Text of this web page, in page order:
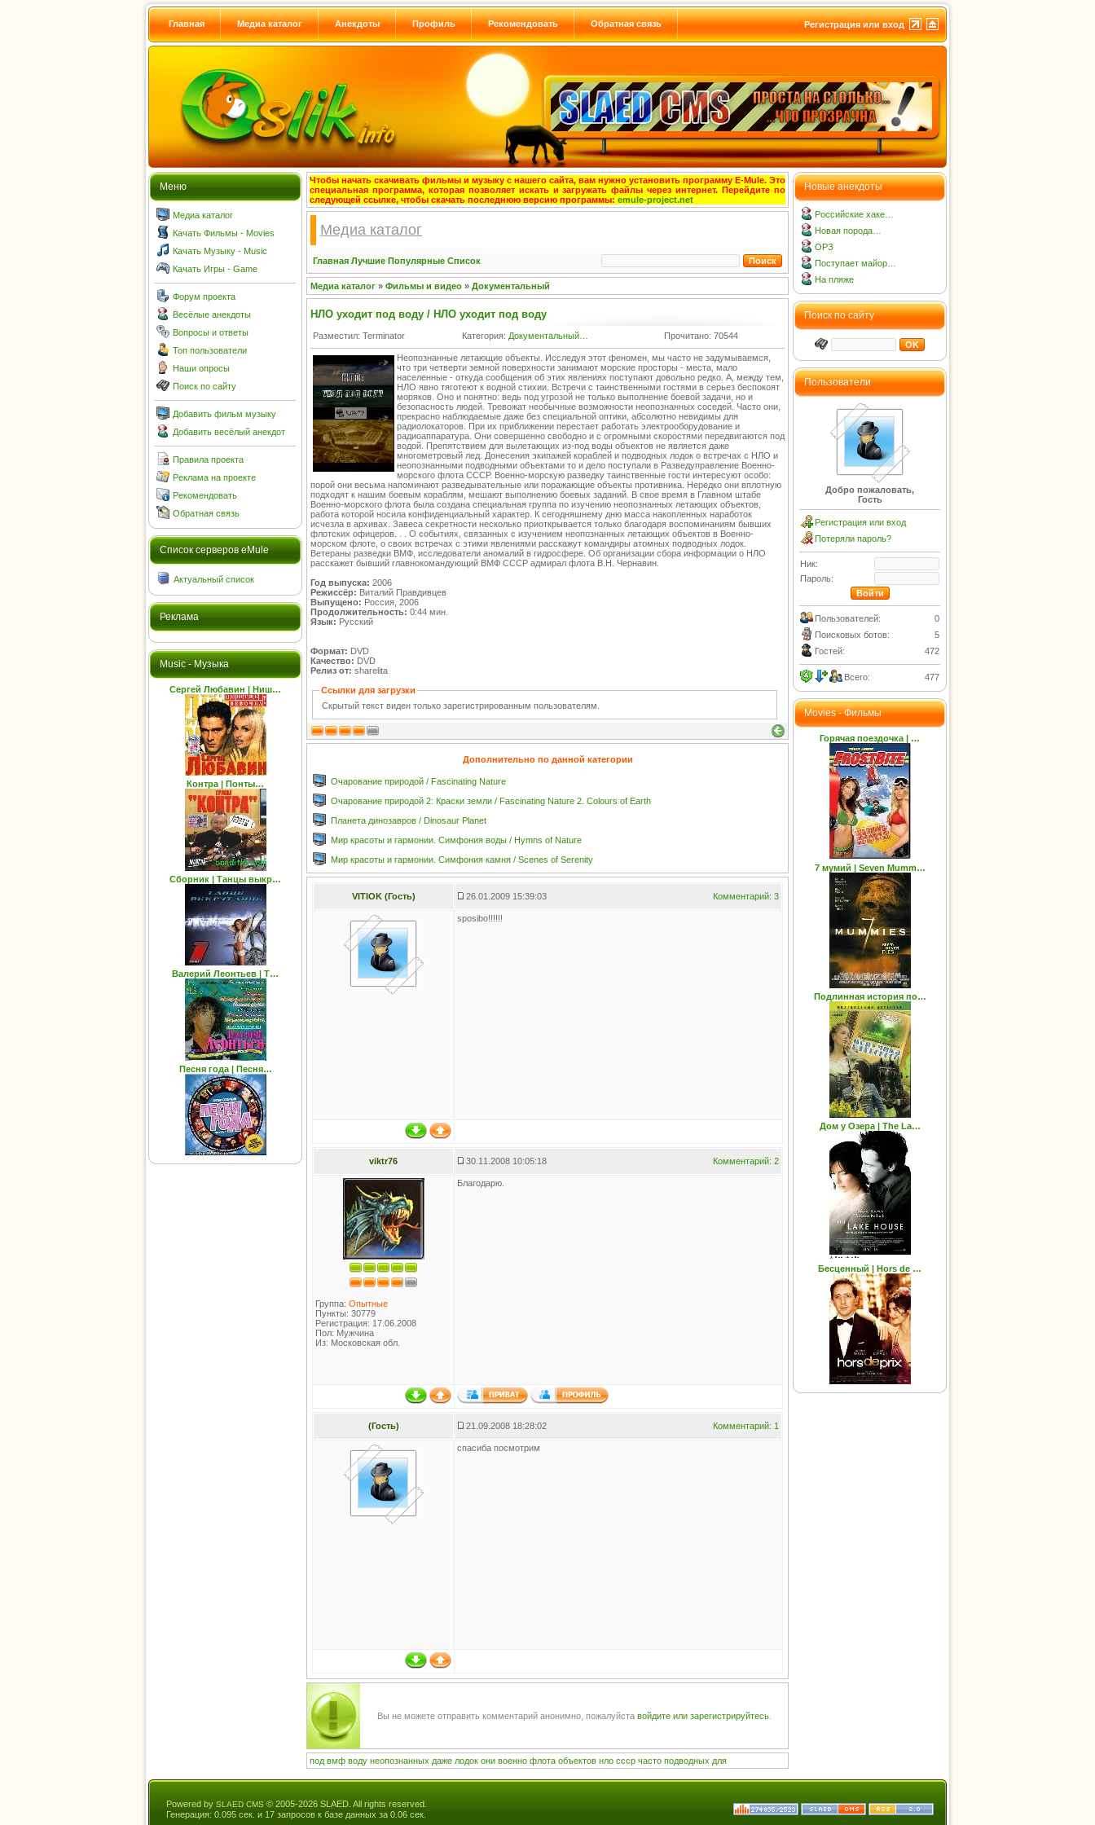
Регистрация или вход
Главная Медиа каталог Анекдоты Профиль Рекомендовать Обратная связь
Меню
Медиа каталог
Качать Фильмы - Movies
Качать Музыку - Music
Качать Игры - Game
Форум проекта
Весёлые анекдоты
Вопросы и ответы
Топ пользователи
Наши опросы
Поиск по сайту
Добавить фильм музыку
Добавить весёлый анекдот
Правила проекта
Реклама на проекте
Рекомендовать
Обратная связь
Cписок серверов eMule
Актуальный список
Реклама
Music - Музыка
Сергей Любавин | Ниш…
Контра | Понты…
Сборник | Танцы выкр…
Валерий Леонтьев | T…
Песня года | Песня…
Чтобы начать скачивать фильмы и музыку с нашего сайта, вам нужно установить программу E-Mule. Это
специальная программа, которая позволяет искать и загружать файлы через интернет. Перейдите по
следующей ссылке, чтобы скачать последнюю версию программы: emule-project.net
Медиа каталог
Главная Лучшие Популярные Список
Медиа каталог » Фильмы и видео » Документальный
НЛО уходит под воду / НЛО уходит под воду
Разместил: Terminator Категория: Документальный… Прочитано: 70544
Неопознанные летающие объекты. Исследуя этот феномен, мы часто не задумываемся,
что три четверти земной поверхности занимают морские просторы - места, мало
населенные - откуда сообщения об этих явлениях поступают довольно редко. А, между тем,
НЛО явно тяготеют к водной стихии. Встречи с таинственными гостями в серьез беспокоят
моряков. Оно и понятно: ведь под угрозой не только выполнение боевой задачи, но и
безопасность людей. Тревожат необычные возможности неопознанных соседей. Часто они,
прекрасно наблюдаемые даже без специальной оптики, абсолютно невидимы для
радиолокаторов. При их приближении перестает работать электрооборудование и
радиоаппаратура. Они совершенно свободно и с огромными скоростями передвигаются под
водой. Препятствием для вылетающих из-под воды объектов не является даже
многометровый лед. Донесения экипажей кораблей и подводных лодок о встречах с НЛО и
неопознанными подводными объектами то и дело поступали в Разведуправление Военно-
морского флота СССР. Военно-морскую разведку таинственные гости интересуют особо:
порой они весьма напоминают разведывательные или поражающие объекты противника. Нередко они вплотную
подходят к нашим боевым кораблям, мешают выполнению боевых заданий. В свое время в Главном штабе
Военно-морского флота была создана специальная группа по изучению неопознанных летающих объектов,
работа которой носила конфиденциальный характер. К сегодняшнему дню масса накопленных наработок
исчезла в архивах. Завеса секретности несколько приоткрывается только благодаря воспоминаниям бывших
флотских офицеров. . . О событиях, связанных с изучением неопознанных летающих объектов в Военно-
морском флоте, о своих встречах с этими явлениями расскажут командиры атомных подводных лодок.
Ветераны разведки ВМФ, исследователи аномалий в гидросфере. Об организации сбора информации о НЛО
расскажет бывший главнокомандующий ВМФ СССР адмирал флота В.Н. Чернавин.
Год выпуска: 2006
Режиссёр: Виталий Правдивцев
Выпущено: Россия, 2006
Продолжительность: 0:44 мин.
Язык: Русский
Формат: DVD
Качество: DVD
Релиз от: sharelita
Ссылки для загрузки
Скрытый текст виден только зарегистрированным пользователям.
Дополнительно по данной категории
Очарование природой / Fascinating Nature
Очарование природой 2: Краски земли / Fascinating Nature 2. Colours of Earth
Планета динозавров / Dinosaur Planet
Мир красоты и гармонии. Симфония воды / Hymns of Nature
Мир красоты и гармонии. Симфония камня / Scenes of Serenity
VITIOK (Гость) 26.01.2009 15:39:03 Комментарий: 3
sposibo!!!!!!
viktr76 30.11.2008 10:05:18 Комментарий: 2
Группа: Опытные
Пункты: 30779
Регистрация: 17.06.2008
Пол: Мужчина
Из: Московская обл.
Благодарю.
(Гость) 21.09.2008 18:28:02 Комментарий: 1
спасиба посмотрим
Вы не можете отправить комментарий анонимно, пожалуйста войдите или зарегистрируйтесь.
под вмф воду неопознанных даже лодок они военно флота объектов нло ссср часто подводных для
Новые анекдоты
Российские хаке…
Новая порода…
ОРЗ
Поступает майор…
На пляже
Поиск по сайту
Пользователи
Добро пожаловать,
Гость
Регистрация или вход
Потеряли пароль?
Ник:
Пароль:
Пользователей:
0
Поисковых ботов:
5
Гостей:
472
Всего: 477
Movies - Фильмы
Горячая поездочка | …
7 мумий | Seven Mumm…
Подлинная история по…
Дом у Озера | The La…
Бесценный | Hors de …
Powered by SLAED CMS © 2005-2026 SLAED. All rights reserved.
Генерация: 0.095 сек. и 17 запросов к базе данных за 0.06 сек.